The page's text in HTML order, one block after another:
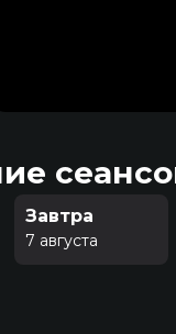
Завтра
7 августа